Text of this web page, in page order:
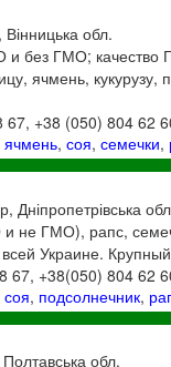
Вінницька обл.
и без ГМО; качество
ячмень, кукурузу,
67, +38 (050) 804 62
ячмень,соя,семечки,
Дніпропетрівська
не ГМО), рапс,
всей Украине.
67, +38(050) 804 62
соя, подсолнечник,
обл.